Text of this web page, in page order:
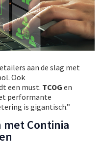
aan de slag met
Ook
een must. TCOG en
performante
is gigantisch.”
Continia